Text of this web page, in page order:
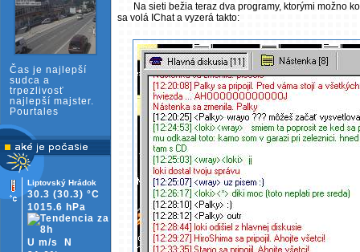
Čas je najlepší
sudca a
trpezlivosť
najlepší majster.
Pourtales
Liptovský Hrádok
30.3 (30.3) °C
1015.6 hPa
U m/s
N
Na sieti bežia teraz dva programy, ktorými možno
sa volá IChat a vyzerá takto: